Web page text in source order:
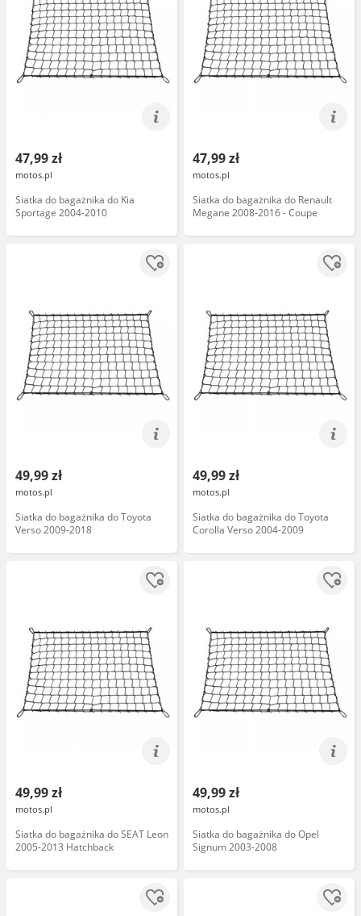
47,99 zł
motos.pl
Siatka do bagażnika do Kia
Sportage 2004-2010
47,99 zł
motos.pl
Siatka do bagażnika do Renault
Megane 2008-2016 - Coupe
49,99 zł
motos.pl
Siatka do bagażnika do Toyota
Verso 2009-2018
49,99 zł
motos.pl
Siatka do bagażnika do Toyota
Corolla Verso 2004-2009
49,99 zł
motos.pl
Siatka do bagażnika do SEAT Leon
2005-2013 Hatchback
49,99 zł
motos.pl
Siatka do bagażnika do Opel
Signum 2003-2008